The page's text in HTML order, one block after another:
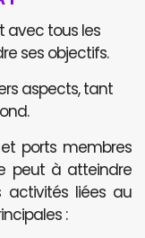
avec tous les
ses objectifs.
aspects, tant
ports membres
peut à atteindre
activités liées au
: